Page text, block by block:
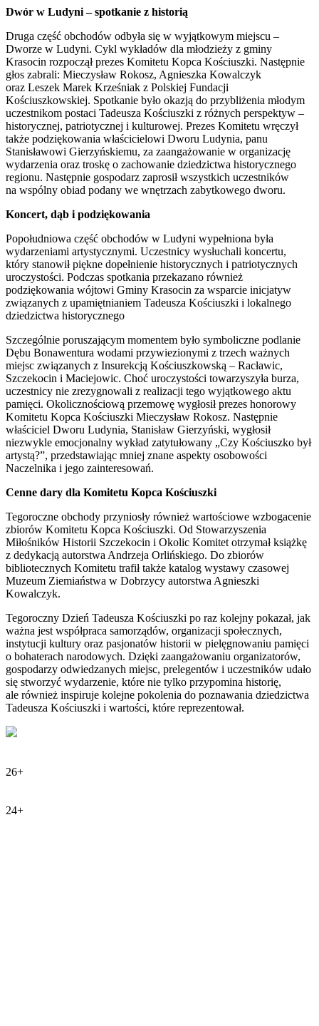
Dwór w Ludyni – spotkanie z historią
Druga część obchodów odbyła się w wyjątkowym miejscu –
Dworze w Ludyni. Cykl wykładów dla młodzieży z gminy
Krasocin rozpoczął prezes Komitetu Kopca Kościuszki. Następnie
głos zabrali: Mieczysław Rokosz, Agnieszka Kowalczyk
oraz Leszek Marek Krześniak z Polskiej Fundacji
Kościuszkowskiej. Spotkanie było okazją do przybliżenia młodym
uczestnikom postaci Tadeusza Kościuszki z różnych perspektyw –
historycznej, patriotycznej i kulturowej. Prezes Komitetu wręczył
także podziękowania właścicielowi Dworu Ludynia, panu
Stanisławowi Gierzyńskiemu, za zaangażowanie w organizację
wydarzenia oraz troskę o zachowanie dziedzictwa historycznego
regionu. Następnie gospodarz zaprosił wszystkich uczestników
na wspólny obiad podany we wnętrzach zabytkowego dworu.
Koncert, dąb i podziękowania
Popołudniowa część obchodów w Ludyni wypełniona była
wydarzeniami artystycznymi. Uczestnicy wysłuchali koncertu,
który stanowił piękne dopełnienie historycznych i patriotycznych
uroczystości. Podczas spotkania przekazano również
podziękowania wójtowi Gminy Krasocin za wsparcie inicjatyw
związanych z upamiętnianiem Tadeusza Kościuszki i lokalnego
dziedzictwa historycznego
Szczególnie poruszającym momentem było symboliczne podlanie
Dębu Bonawentura wodami przywiezionymi z trzech ważnych
miejsc związanych z Insurekcją Kościuszkowską – Racławic,
Szczekocin i Maciejowic. Choć uroczystości towarzyszyła burza,
uczestnicy nie zrezygnowali z realizacji tego wyjątkowego aktu
pamięci. Okolicznościową przemowę wygłosił prezes honorowy
Komitetu Kopca Kościuszki Mieczysław Rokosz. Następnie
właściciel Dworu Ludynia, Stanisław Gierzyński, wygłosił
niezwykle emocjonalny wykład zatytułowany „Czy Kościuszko był
artystą?”, przedstawiając mniej znane aspekty osobowości
Naczelnika i jego zainteresowań.
Cenne dary dla Komitetu Kopca Kościuszki
Tegoroczne obchody przyniosły również wartościowe wzbogacenie
zbiorów Komitetu Kopca Kościuszki. Od Stowarzyszenia
Miłośników Historii Szczekocin i Okolic Komitet otrzymał książkę
z dedykacją autorstwa Andrzeja Orlińskiego. Do zbiorów
bibliotecznych Komitetu trafił także katalog wystawy czasowej
Muzeum Ziemiaństwa w Dobrzycy autorstwa Agnieszki
Kowalczyk.
Tegoroczny Dzień Tadeusza Kościuszki po raz kolejny pokazał, jak
ważna jest współpraca samorządów, organizacji społecznych,
instytucji kultury oraz pasjonatów historii w pielęgnowaniu pamięci
o bohaterach narodowych. Dzięki zaangażowaniu organizatorów,
gospodarzy odwiedzanych miejsc, prelegentów i uczestników udało
się stworzyć wydarzenie, które nie tylko przypomina historię,
ale również inspiruje kolejne pokolenia do poznawania dziedzictwa
Tadeusza Kościuszki i wartości, które reprezentował.
26+
24+